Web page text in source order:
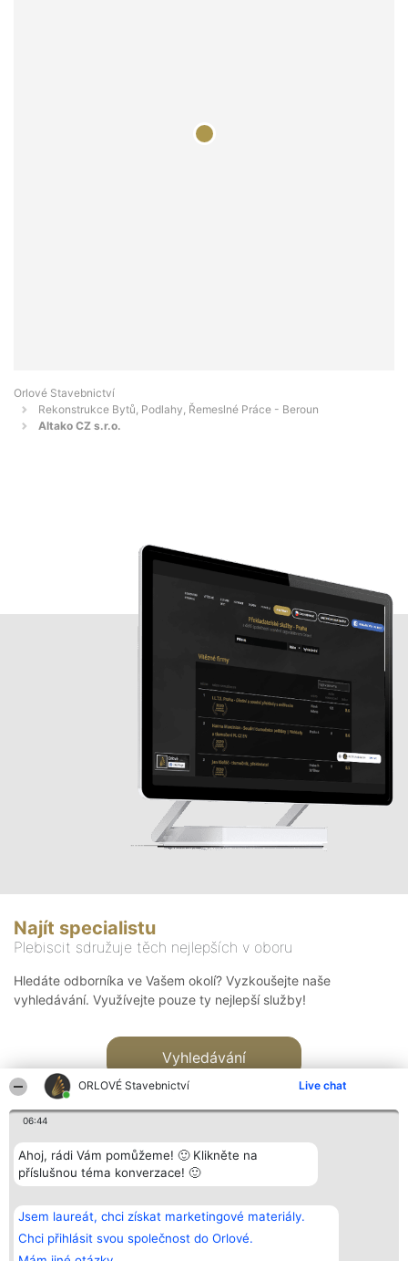
ORLOVÉ Stavebnictví Live chat
06:44
Ahoj, rádi Vám pomůžeme! 🙂 Klikněte na
příslušnou téma konverzace! 🙂
Jsem laureát, chci získat marketingové materiály.
Chci přihlásit svou společnost do Orlové.
Orlové Stavebnictví
Rekonstrukce Bytů, Podlahy, Řemeslné Práce - Beroun
Altako CZ s.r.o.
Najít specialistu
Plebiscit sdružuje těch nejlepších v oboru
Hledáte odborníka ve Vašem okolí? Vyzkoušejte naše
vyhledávání. Využívejte pouze ty nejlepší služby!
Vyhledávání
Bright Side Solutions sp. z o.
o. sp. k.
ul. Ruska 22
Wrocław 50-079
Vítězové
Seznam všech
laureátů
Zásady
Kontakt